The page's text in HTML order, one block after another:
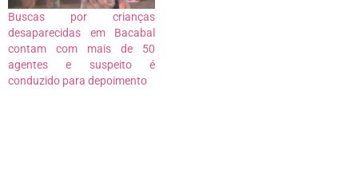
Buscas por crianças
desaparecidas em Bacabal
contam com mais de 50
agentes e suspeito é
conduzido para depoimento